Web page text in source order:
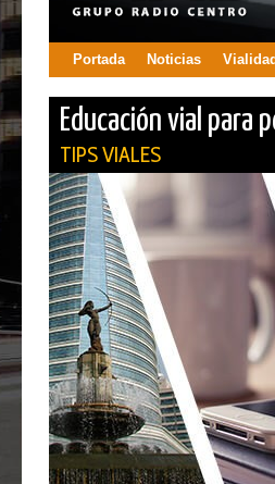
Portada Noticias
Educación vial para
TIPS VIALES